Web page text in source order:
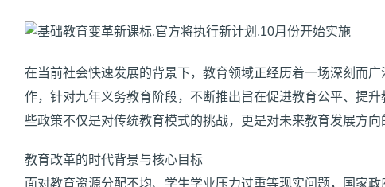
在当前社会快速发展的背景下，教育领域正经历着一场深刻而
作，针对九年义务教育阶段，不断推出旨在促进教育公平、提
些政策不仅是对传统教育模式的挑战，更是对未来教育发展方向
教育改革的时代背景与核心目标
面对教育资源分配不均、学生学业压力过重等现实问题，国家